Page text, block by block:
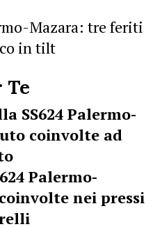
Mazara: tre feriti
in tilt
Te
SS624 Palermo-
coinvolte ad
Palermo-
nei pressi